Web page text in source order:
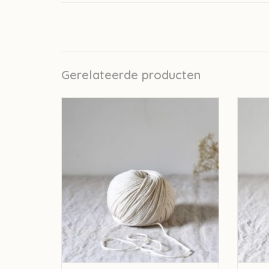
Gerelateerde producten